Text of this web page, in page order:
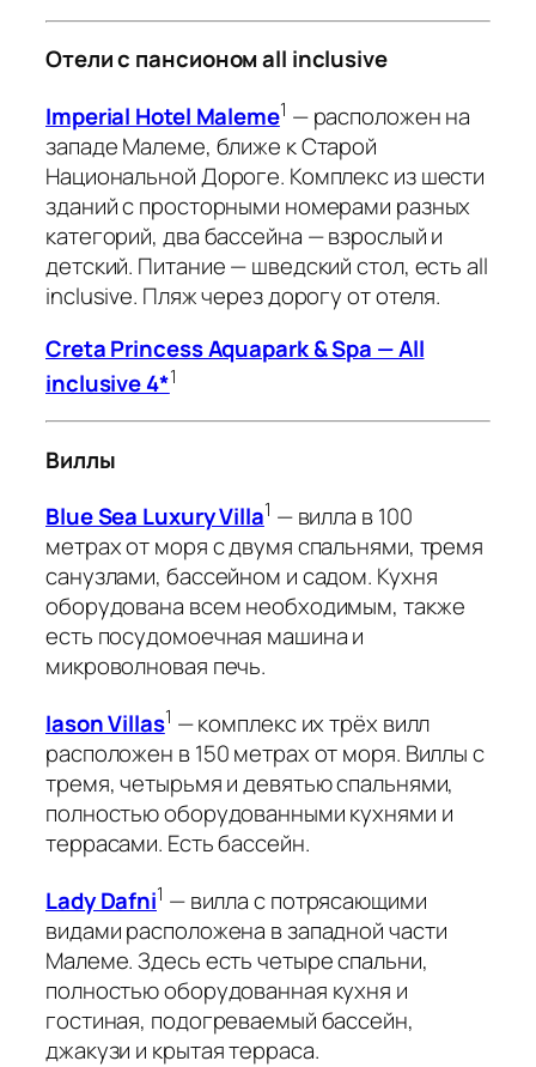
Отели с пансионом all inclusive
Imperial Hotel Maleme1 — расположен на
западе Малеме, ближе к Старой
Национальной Дороге. Комплекс из шести
зданий с просторными номерами разных
категорий, два бассейна — взрослый и
детский. Питание — шведский стол, есть all
inclusive. Пляж через дорогу от отеля.
Creta Princess Aquapark & Spa — All
inclusive 4*1
Виллы
Blue Sea Luxury Villa1 — вилла в 100
метрах от моря с двумя спальнями, тремя
санузлами, бассейном и садом. Кухня
оборудована всем необходимым, также
есть посудомоечная машина и
микроволновая печь.
Iason Villas1 — комплекс их трёх вилл
расположен в 150 метрах от моря. Виллы с
тремя, четырьмя и девятью спальнями,
полностью оборудованными кухнями и
террасами. Есть бассейн.
Lady Dafni1 — вилла с потрясающими
видами расположена в западной части
Малеме. Здесь есть четыре спальни,
полностью оборудованная кухня и
гостиная, подогреваемый бассейн,
джакузи и крытая терраса.